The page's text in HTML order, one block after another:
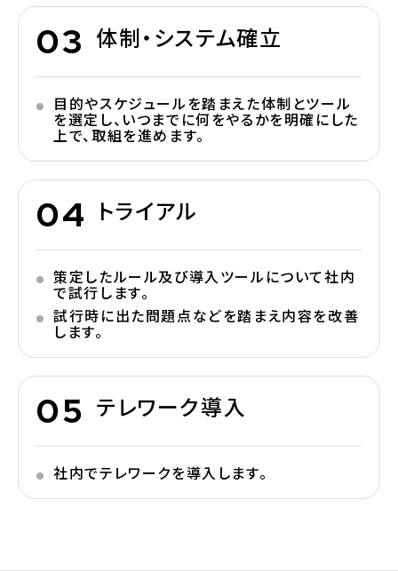
体制・システム確立
目的やスケジュールを踏まえた体制とツール
を選定し、いつまでに何をやるかを明確にした
上で、取組を進めます。
トライアル
策定したルール及び導入ツールについて社内
で試行します。
試行時に出た問題点などを踏まえ内容を改善
します。
テレワーク導入
社内でテレワークを導入します。